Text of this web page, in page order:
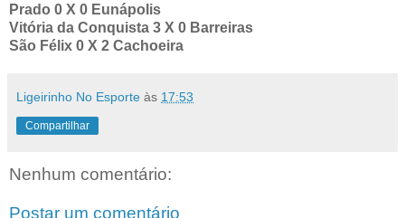
Prado 0 X 0 Eunápolis
Vitória da Conquista 3 X 0 Barreiras
São Félix 0 X 2 Cachoeira
Ligeirinho No Esporte às 17:53
Compartilhar
Nenhum comentário:
Postar um comentário